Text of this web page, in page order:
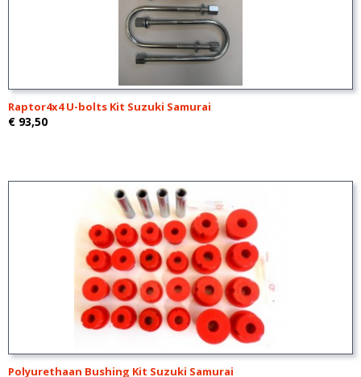
Raptor4x4 U-bolts Kit Suzuki Samurai
€ 93,50
Polyurethaan Bushing Kit Suzuki Samurai